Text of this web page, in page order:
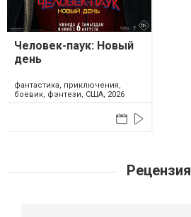
Человек-паук: Новый
день
фантастика, приключения,
боевик, фэнтези, США, 2026
Рецензия